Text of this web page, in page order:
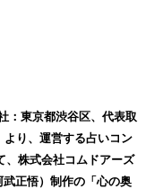
：東京都渋谷区、代表取
より、運営する占いコン
、株式会社コムドアーズ
武正悟）制作の「心の奥